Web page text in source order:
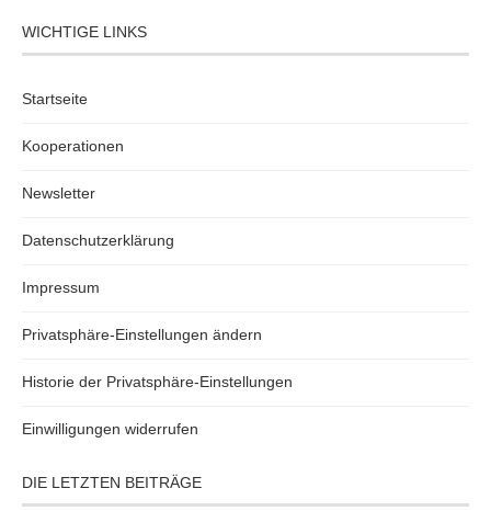
WICHTIGE LINKS
Startseite
Kooperationen
Newsletter
Datenschutzerklärung
Impressum
Privatsphäre-Einstellungen ändern
Historie der Privatsphäre-Einstellungen
Einwilligungen widerrufen
DIE LETZTEN BEITRÄGE